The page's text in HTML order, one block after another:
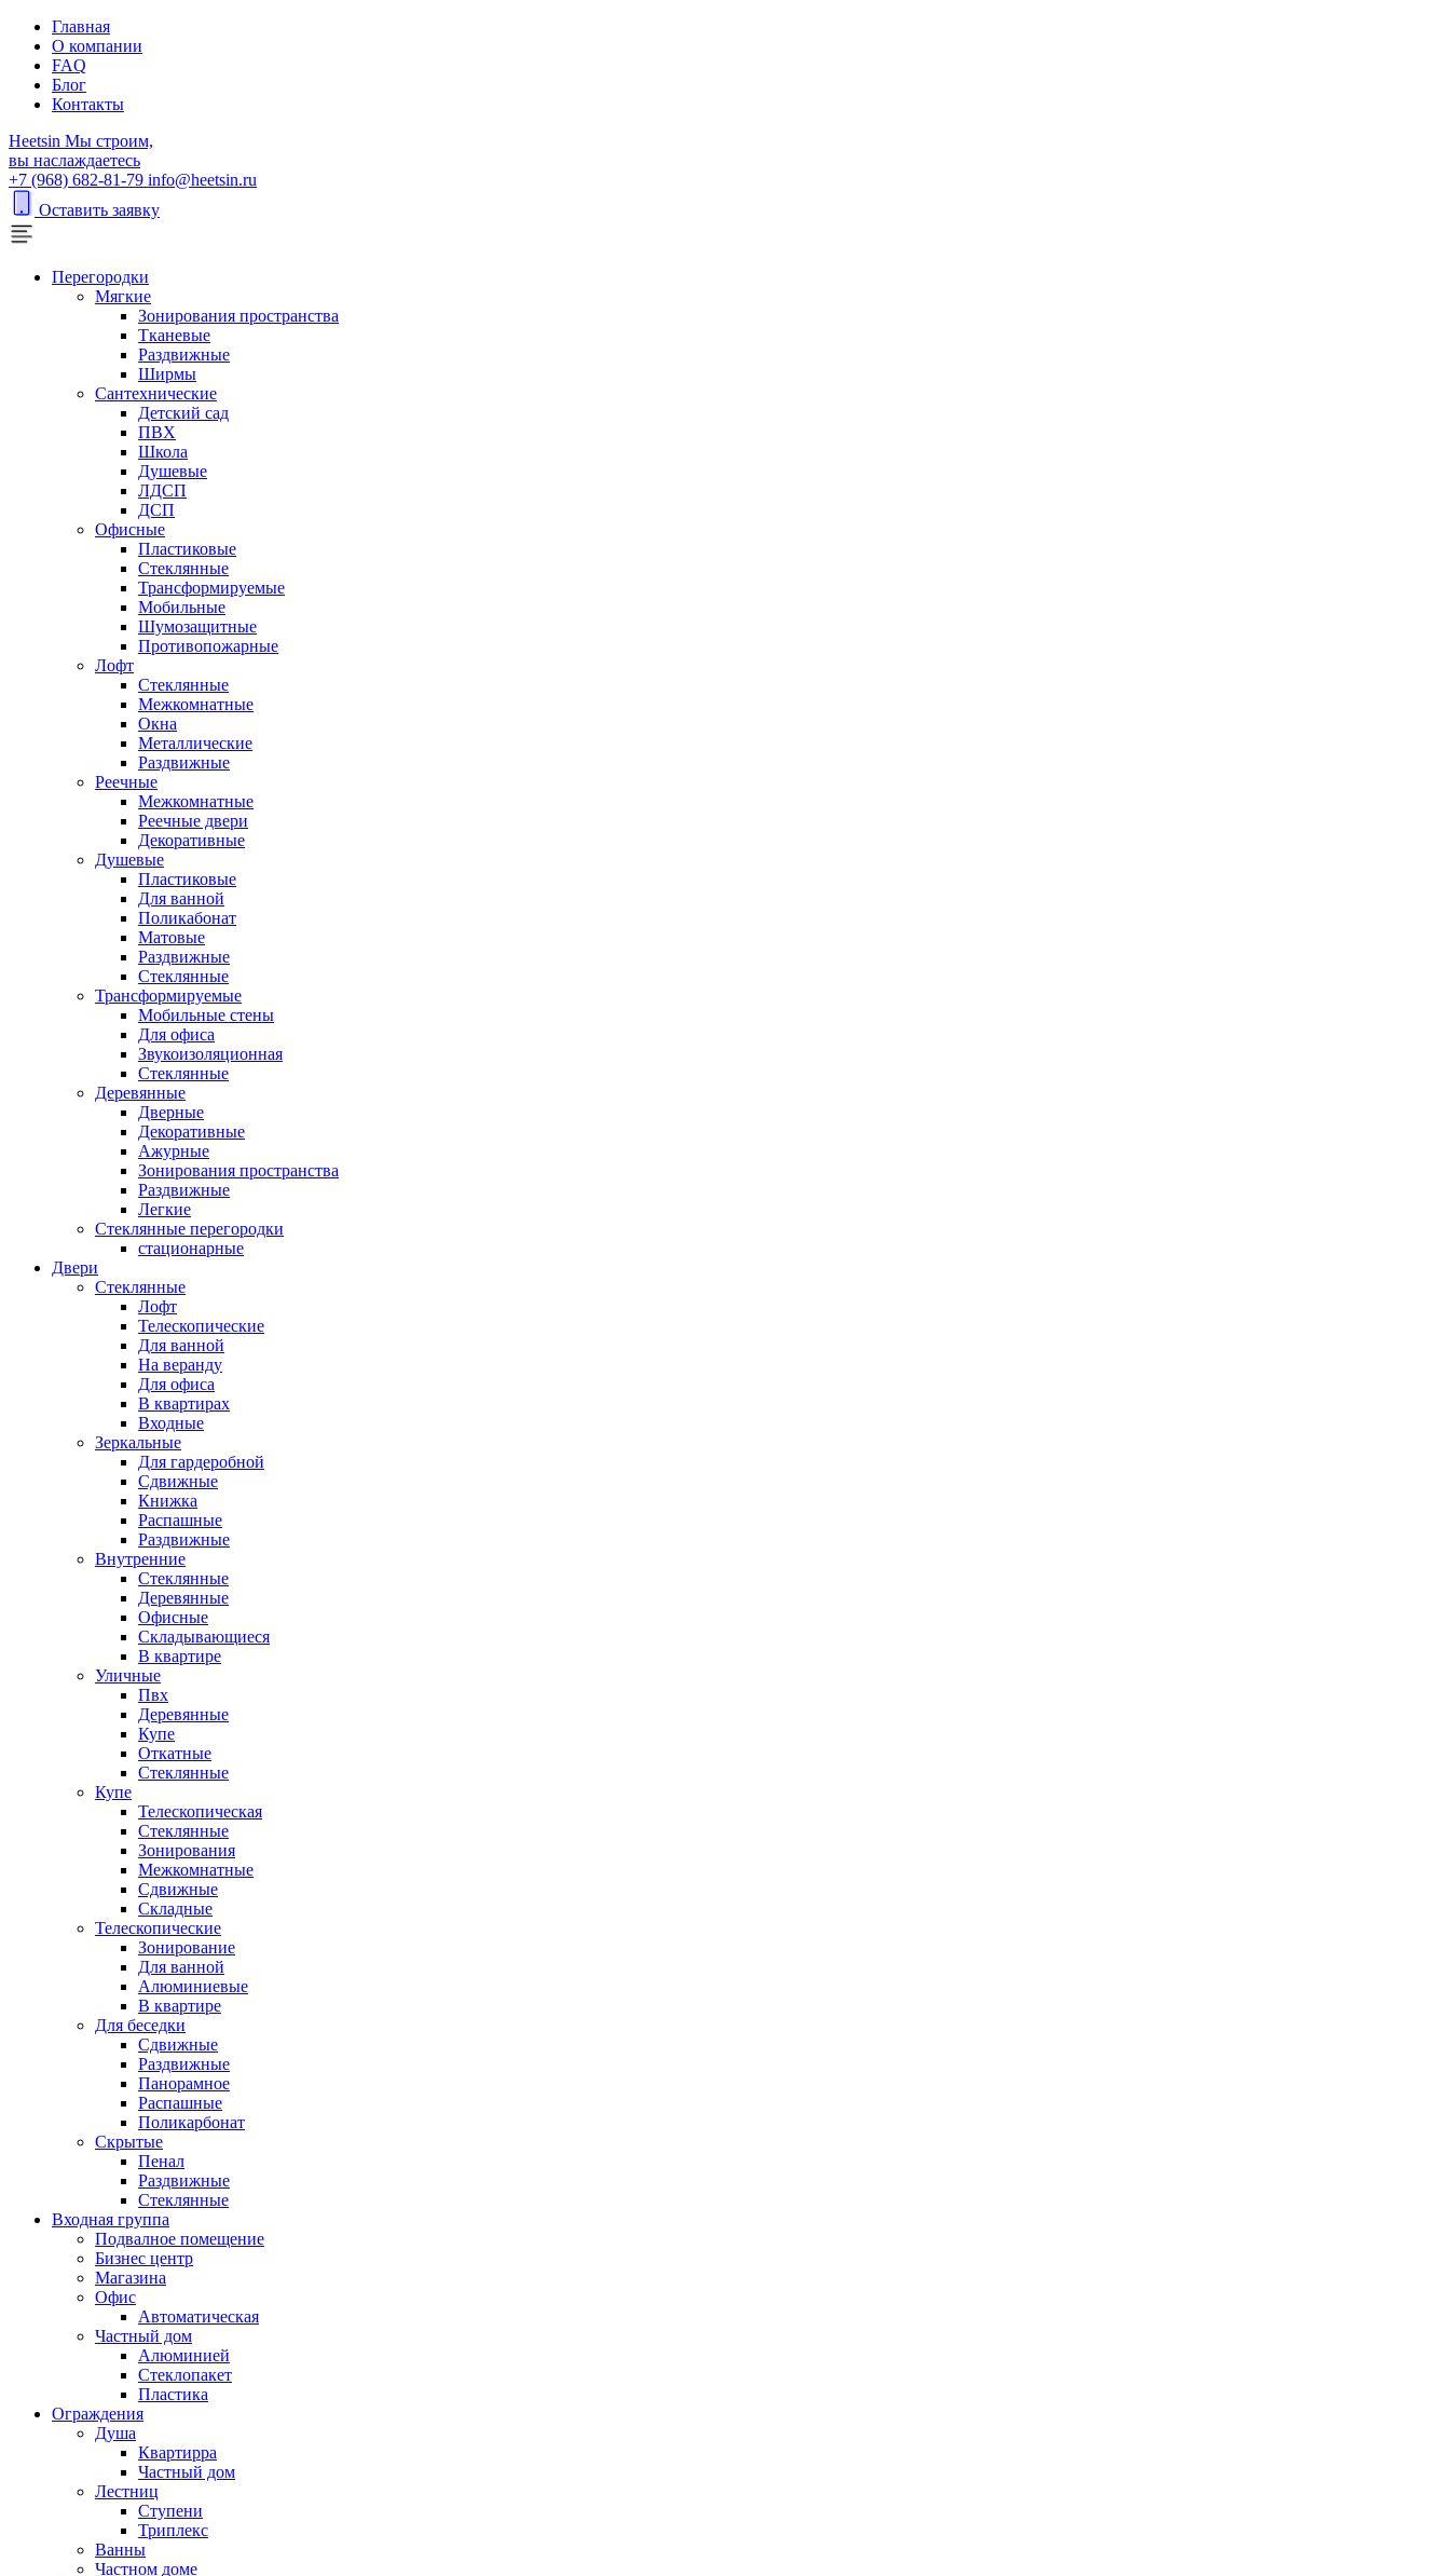
Главная
О компании
FAQ
Блог
Контакты
Heetsin Мы строим,
вы наслаждаетесь
+7 (968) 682-81-79 info@heetsin.ru
Оставить заявку
Перегородки
Мягкие
Зонирования пространства
Тканевые
Раздвижные
Ширмы
Сантехнические
Детский сад
ПВХ
Школа
Душевые
ЛДСП
ДСП
Офисные
Пластиковые
Стеклянные
Трансформируемые
Мобильные
Шумозащитные
Противопожарные
Лофт
Стеклянные
Межкомнатные
Окна
Металлические
Раздвижные
Реечные
Межкомнатные
Реечные двери
Декоративные
Душевые
Пластиковые
Для ванной
Поликабонат
Матовые
Раздвижные
Стеклянные
Трансформируемые
Мобильные стены
Для офиса
Звукоизоляционная
Стеклянные
Деревянные
Дверные
Декоративные
Ажурные
Зонирования пространства
Раздвижные
Легкие
Стеклянные перегородки
стационарные
Двери
Стеклянные
Лофт
Телескопические
Для ванной
На веранду
Для офиса
В квартирах
Входные
Зеркальные
Для гардеробной
Сдвижные
Книжка
Распашные
Раздвижные
Внутренние
Стеклянные
Деревянные
Офисные
Складывающиеся
В квартире
Уличные
Пвх
Деревянные
Купе
Откатные
Стеклянные
Купе
Телескопическая
Стеклянные
Зонирования
Межкомнатные
Сдвижные
Складные
Телескопические
Зонирование
Для ванной
Алюминиевые
В квартире
Для беседки
Сдвижные
Раздвижные
Панорамное
Распашные
Поликарбонат
Скрытые
Пенал
Раздвижные
Стеклянные
Входная группа
Подвалное помещение
Бизнес центр
Магазина
Офис
Автоматическая
Частный дом
Алюминией
Стеклопакет
Пластика
Ограждения
Душа
Квартирра
Частный дом
Лестниц
Ступени
Триплекс
Ванны
Частном доме